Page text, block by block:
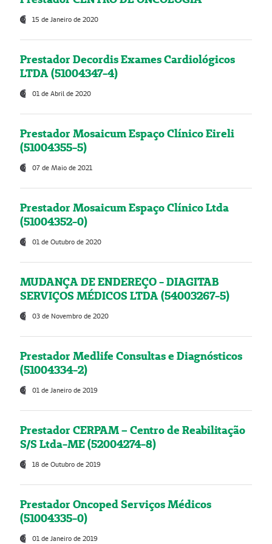
15 de Janeiro de 2020
Prestador Decordis Exames Cardiológicos
LTDA (51004347-4)
01 de Abril de 2020
Prestador Mosaicum Espaço Clínico Eireli
(51004355-5)
07 de Maio de 2021
Prestador Mosaicum Espaço Clínico Ltda
(51004352-0)
01 de Outubro de 2020
MUDANÇA DE ENDEREÇO - DIAGITAB
SERVIÇOS MÉDICOS LTDA (54003267-5)
03 de Novembro de 2020
Prestador Medlife Consultas e Diagnósticos
(51004334-2)
01 de Janeiro de 2019
Prestador CERPAM – Centro de Reabilitação
S/S Ltda-ME (52004274-8)
18 de Outubro de 2019
Prestador Oncoped Serviços Médicos
(51004335-0)
01 de Janeiro de 2019